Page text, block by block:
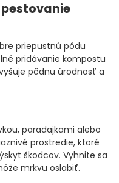
priepustnú pôdu
pridávanie kompostu
pôdnu úrodnosť a
paradajkami alebo
prostredie, ktoré
škodcov. Vyhnite sa
mrkvu oslabiť.